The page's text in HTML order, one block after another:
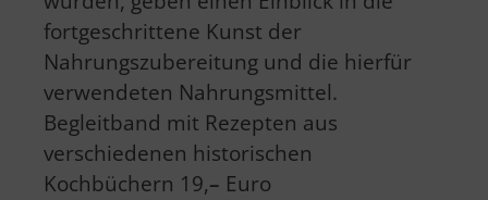
fortgeschrittene Kunst der
Nahrungszubereitung und die hierfür
verwendeten Nahrungsmittel.
Begleitband mit Rezepten aus
verschiedenen historischen
Kochbüchern 19,– Euro